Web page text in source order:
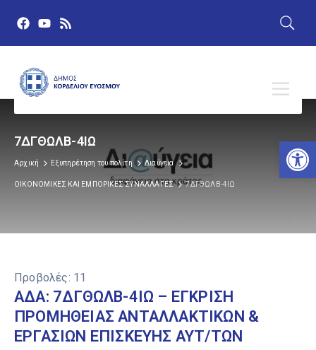
7ΔΓΘΩΛΒ-4ΙΩ
Αρχική Εξυπηρέτηση του πολίτη Διαύγεια
ΟΙΚΟΝΟΜΙΚΕΣ ΚΑΙ ΕΜΠΟΡΙΚΕΣ ΣΥΝΑΛΛΑΓΕΣ 7ΔΓΘΩΛΒ-4ΙΩ
Προβολές: 11
ΑΔΑ: 7ΔΓΘΩΛΒ-4ΙΩ – ΕΓΚΡΙΣΗ
ΠΡΟΜΗΘΕΙΑΣ ΑΝΤΑΛΛΑΚΤΙΚΩΝ &
ΕΡΓΑΣΙΩΝ ΕΠΙΣΚΕΥΗΣ ΑΥΤ/ΤΩΝ